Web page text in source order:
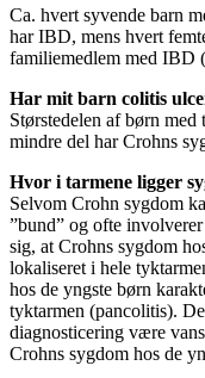
Ca. hvert syvende barn
har IBD, mens hvert
familiemedlem med IBD
Har mit barn colitis
Størstedelen af børn
mindre del har Crohns
Hvor i tarmene ligger
Selvom Crohn sygdom
”bund” og ofte
sig, at Crohns sygdom
lokaliseret i hele
hos de yngste børn
tyktarmen (pancolitis).
diagnosticering være
Crohns sygdom hos de